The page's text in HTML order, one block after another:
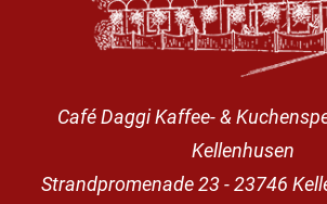
Café Daggi Kaffee- &
Kellenhusen
Strandpromenade 23 - 23746